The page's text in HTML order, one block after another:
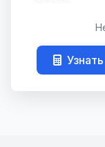
Otaka